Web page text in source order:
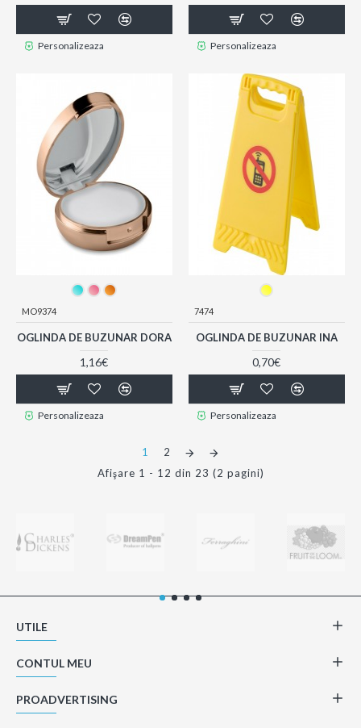
Personalizeaza Personalizeaza
MO9374
OGLINDA DE BUZUNAR DORA
1,16€
Personalizeaza
7474
OGLINDA DE BUZUNAR INA
0,70€
Personalizeaza
1
2
Afişare 1 - 12 din 23 (2 pagini)
UTILE
CONTUL MEU
PROADVERTISING